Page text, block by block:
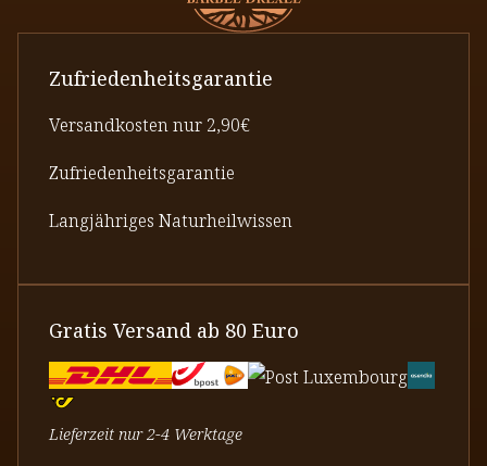
Zufriedenheitsgarantie
Versandkosten nur 2,90€
Zufriedenheitsgarantie
Langjähriges Naturheilwissen
Gratis Versand ab 80 Euro
Lieferzeit nur 2-4 Werktage